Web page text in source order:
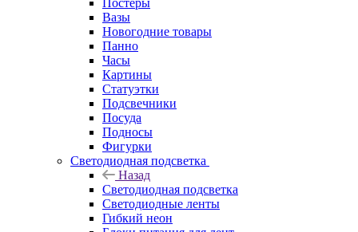
Постеры
Вазы
Новогодние товары
Панно
Часы
Картины
Статуэтки
Подсвечники
Посуда
Подносы
Фигурки
Светодиодная подсветка
Назад
Светодиодная подсветка
Светодиодные ленты
Гибкий неон